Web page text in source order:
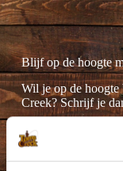
Blijf op de hoogte
Wil je op de hoogte
Creek? Schrijf je